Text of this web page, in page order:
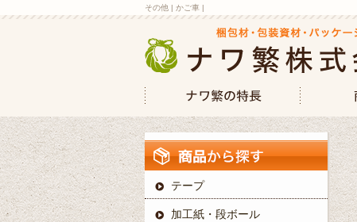
その他 | かご車 |
テープ
加工紙・段ボール